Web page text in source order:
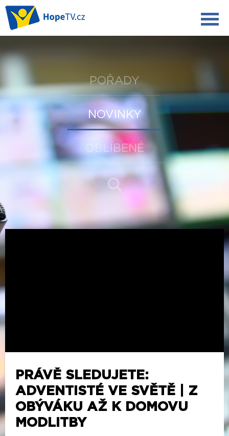
POŘADY
NOVINKY
OBLÍBENÉ
PRÁVĚ SLEDUJETE:
ADVENTISTÉ VE SVĚTĚ | Z
OBÝVÁKU AŽ K DOMOVU
MODLITBY